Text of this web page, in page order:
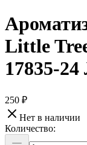
Little
17835-
250 ₽
Нет в наличии
Количество: